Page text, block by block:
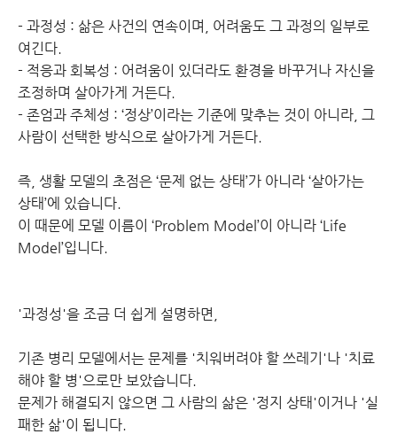
- 과정성 : 삶은 사건의 연속이며, 어려움도 그 과정의 일부로
여긴다.
- 적응과 회복성 : 어려움이 있더라도 환경을 바꾸거나 자신을
조정하며 살아가게 거든다.
- 존엄과 주체성 : ‘정상’이라는 기준에 맞추는 것이 아니라, 그
사람이 선택한 방식으로 살아가게 거든다.
즉, 생활 모델의 초점은 ‘문제 없는 상태’가 아니라 ‘살아가는
상태’에 있습니다.
이 때문에 모델 이름이 ‘Problem Model’이 아니라 ‘Life
Model’입니다.
'과정성'을 조금 더 쉽게 설명하면,
기존 병리 모델에서는 문제를 '치워버려야 할 쓰레기'나 '치료
해야 할 병'으로만 보았습니다.
문제가 해결되지 않으면 그 사람의 삶은 '정지 상태'이거나 '실
패한 삶'이 됩니다.